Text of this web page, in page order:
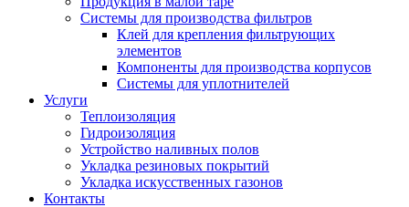
Системы для производства фильтров
Клей для крепления фильтрующих
элементов
Компоненты для производства корпусов
Системы для уплотнителей
Услуги
Теплоизоляция
Гидроизоляция
Устройство наливных полов
Укладка резиновых покрытий
Укладка искусственных газонов
Контакты